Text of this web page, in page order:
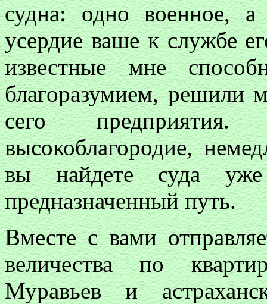
судна: одно военное, а
усердие ваше к службе
известные мне
благоразумием, решили
сего
высокоблагородие,
вы найдете суда
предназначенный путь.
Вместе с вами
величества по
Муравьев и